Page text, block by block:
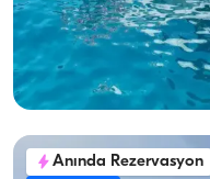
Seyir 10 Kişi · 3 Kabin ·
En Düşük
24.000 TL
Anında Rezervasyon